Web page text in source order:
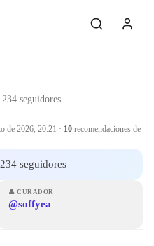
234 seguidores
de 2026, 20:21 · 10 recomendaciones de
seguidores
👤 CURADOR
@soffyea